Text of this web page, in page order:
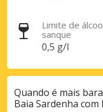
Limite de
sanque
0,5 g/l
Quando é mais
Baia Sardenha com